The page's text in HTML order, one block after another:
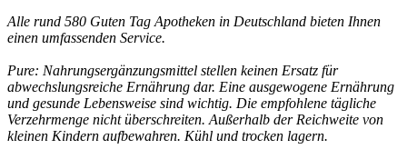
Alle rund 580 Guten Tag Apotheken in Deutschland bieten Ihnen
einen umfassenden Service.
Pure: Nahrungsergänzungsmittel stellen keinen Ersatz für
abwechslungsreiche Ernährung dar. Eine ausgewogene Ernährung
und gesunde Lebensweise sind wichtig. Die empfohlene tägliche
Verzehrmenge nicht überschreiten. Außerhalb der Reichweite von
kleinen Kindern aufbewahren. Kühl und trocken lagern.